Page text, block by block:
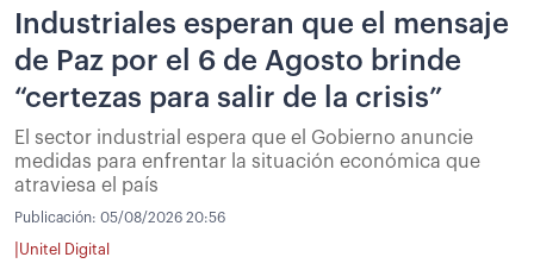
Industriales esperan que el mensaje
de Paz por el 6 de Agosto brinde
“certezas para salir de la crisis”
El sector industrial espera que el Gobierno anuncie
medidas para enfrentar la situación económica que
atraviesa el país
Publicación: 05/08/2026 20:56
Unitel Digital